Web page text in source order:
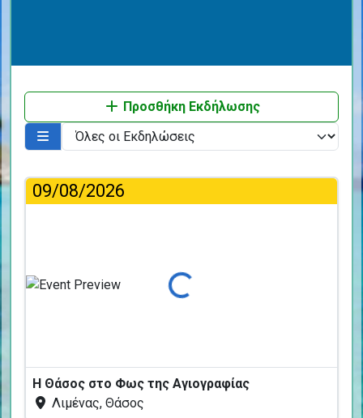
Προσθήκη Εκδήλωσης
09/08/2026
Φόρτωση...
Η Θάσος στο Φως της Αγιογραφίας
Λιμένας, Θάσος